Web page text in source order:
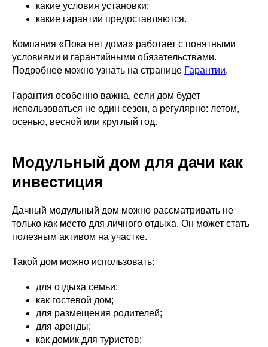
какие условия установки;
какие гарантии предоставляются.
Компания «Пока нет дома» работает с понятными
условиями и гарантийными обязательствами.
Подробнее можно узнать на странице Гарантии.
Гарантия особенно важна, если дом будет
использоваться не один сезон, а регулярно: летом,
осенью, весной или круглый год.
Модульный дом для дачи как
инвестиция
Дачный модульный дом можно рассматривать не
только как место для личного отдыха. Он может стать
полезным активом на участке.
Такой дом можно использовать:
для отдыха семьи;
как гостевой дом;
для размещения родителей;
для аренды;
как домик для туристов;